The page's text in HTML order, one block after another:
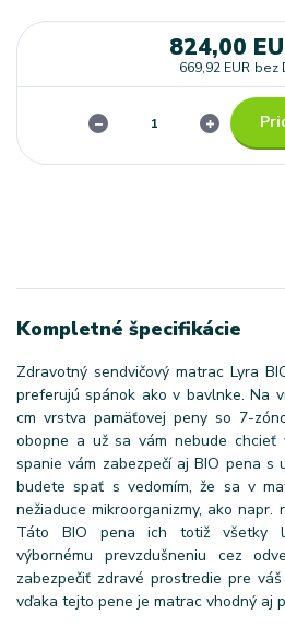
824,00
669,92 EUR bez
Kompletné špecifikácie
Zdravotný sendvičový matrac Lyra
preferujú spánok ako v bavlnke. Na
cm vrstva pamäťovej peny so 7-
obopne a už sa vám nebude chcieť
spanie vám zabezpečí aj BIO pena s
budete spať s vedomím, že sa v
nežiaduce mikroorganizmy, ako napr.
Táto BIO pena ich totiž všetky
výbornému prevzdušneniu cez
zabezpečiť zdravé prostredie pre
vďaka tejto pene je matrac vhodný aj